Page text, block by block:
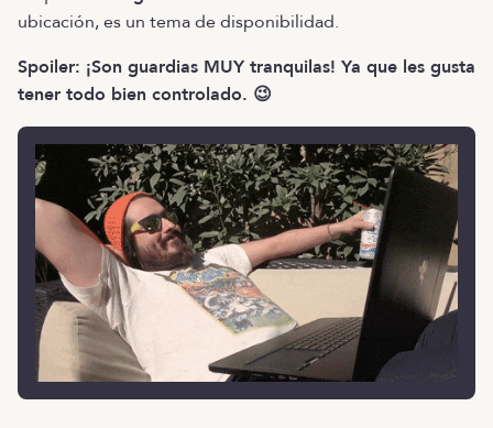
ubicación, es un tema de disponibilidad.
Spoiler: ¡Son guardias MUY tranquilas! Ya que les gusta
tener todo bien controlado. 😉